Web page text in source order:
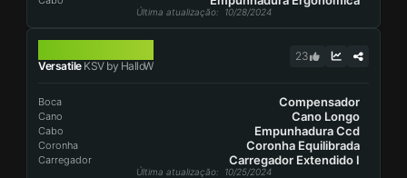
Última atualização: 10/28/2024
VersatileKSV by HalloW
23
Boca Compensador
Cano Cano Longo
Cabo Empunhadura Ccd
Coronha Coronha Equilibrada
Carregador Carregador Extendido I
Última atualização: 10/25/2024